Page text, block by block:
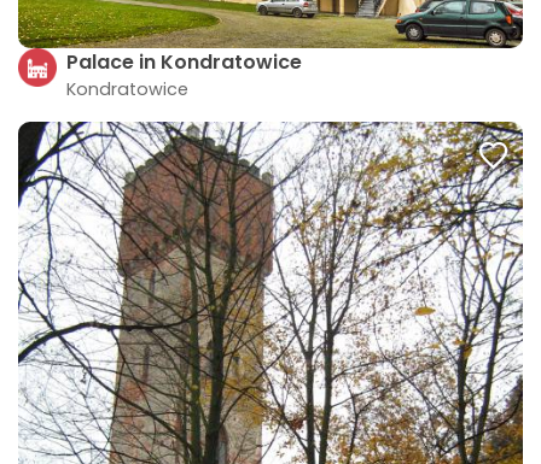
Palace in Kondratowice
Kondratowice